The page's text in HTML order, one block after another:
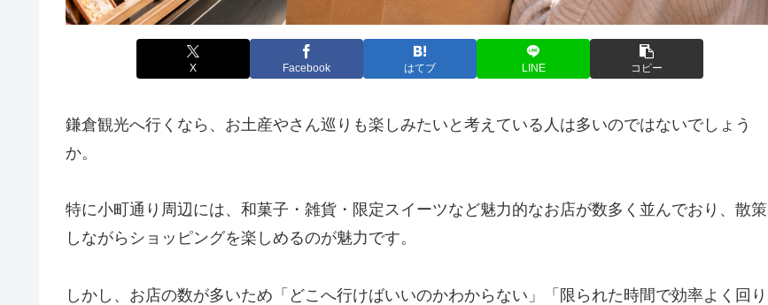
X Facebook はてブ LINE コピー
鎌倉観光へ行くなら、お土産やさん巡りも楽しみたいと考えている人は多いのではないでしょう
か。
特に小町通り周辺には、和菓子・雑貨・限定スイーツなど魅力的なお店が数多く並んでおり、散策
しながらショッピングを楽しめるのが魅力です。
しかし、お店の数が多いため「どこへ行けばいいのかわからない」「限られた時間で効率よく回り